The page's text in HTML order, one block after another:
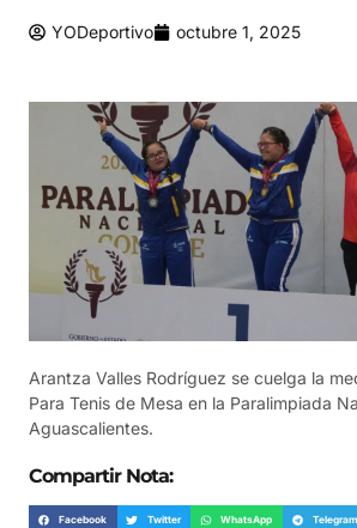
YODeportivo octubre 1, 2025
Arantza Valles Rodríguez se cuelga la
Para Tenis de Mesa en la Paralimpiada
Aguascalientes.
Compartir Nota:
Facebook Twitter WhatsApp Telegram